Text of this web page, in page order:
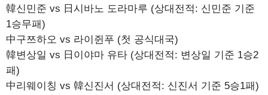
韓신민준 vs 日시바노 도라마루 (상대전적: 신민준 기준
1승무패)
中구쯔하오 vs 라이쥔푸 (첫 공식대국)
韓변상일 vs 日이야마 유타 (상대전적: 변상일 기준 1승2
패)
中리웨이칭 vs 韓신진서 (상대전적: 신진서 기준 5승1패)